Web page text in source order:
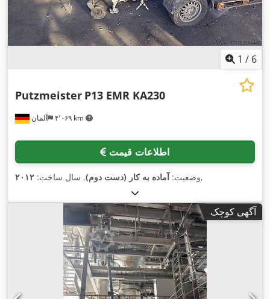
1 / 6
آلمان ۴٬۰۶۹ km
Putzmeister P13 EMR KA230
اطلاعات قیمت
وضعیت: آماده به کار (دست دوم), سال ساخت: ۲۰۱۲ ,
آگهی کوچک